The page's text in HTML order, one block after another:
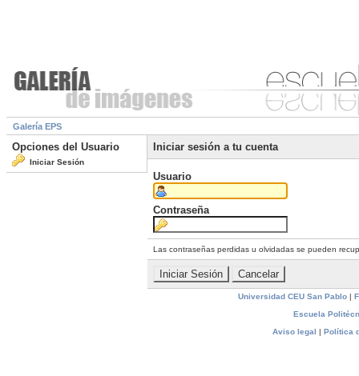
Galería EPS
Opciones del Usuario
Iniciar Sesión
Iniciar sesión a tu cuenta
Usuario
Contraseña
Las contraseñas perdidas u olvidadas se pueden
Universidad CEU San Pablo|
Escuela
Aviso legal | Política